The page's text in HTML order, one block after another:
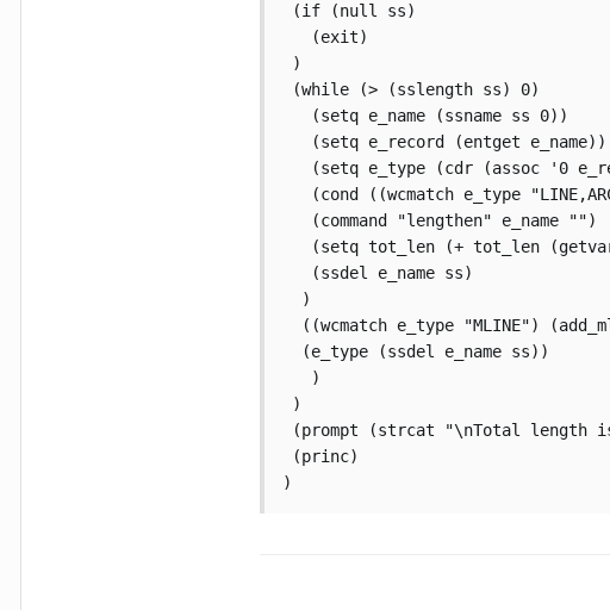
(if (null ss)
   (exit)
)
(while (> (sslength ss) 0)
   (setq e_name (ssname ss 0))
   (setq e_record (entget e_name))
(setq e_type (cdr (assoc '0
(cond ((wcmatch e_type
   (command "lengthen" e_name "")
(setq tot_len (+ tot_len
   (ssdel e_name ss)
  )
((wcmatch e_type "MLINE")
  (e_type (ssdel e_name ss))
   )
)
(prompt (strcat "\nTotal
(princ)
)